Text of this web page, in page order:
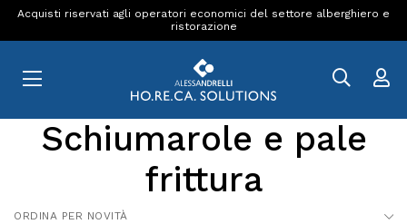
Acquisti riservati agli operatori economici del settore alberghiero e
ristorazione
Schiumarole e pale
frittura
ORDINA PER NOVITÀ